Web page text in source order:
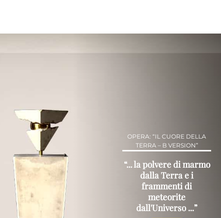
OPERA: “IL CUORE DELLA
TERRA – B VERSION”
“... la polvere di marmo
dalla Terra e i
frammenti di
meteorite
dall'Universo ...”